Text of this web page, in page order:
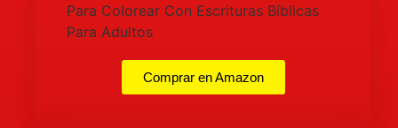
Comprar en Amazon